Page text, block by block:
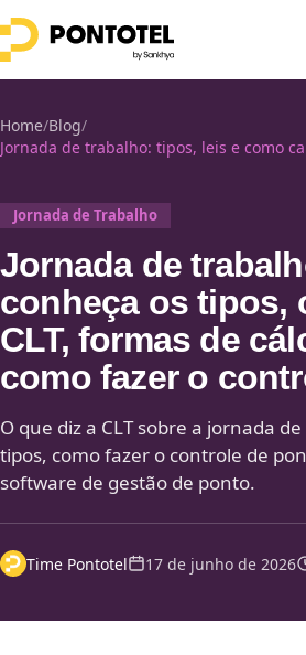
Home/Blog/
Jornada de trabalho: tipos, leis e como
Jornada de Trabalho
Jornada de
conheça os tipos,
CLT, formas de
como fazer o
O que diz a CLT sobre a jornada
tipos, como fazer o controle de
software de gestão de ponto.
Time Pontotel 17 de junho de 2026